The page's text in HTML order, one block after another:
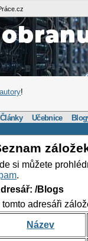
!
Články Učebnice
si můžete
.
/Blogs
tomto adresáři
Název